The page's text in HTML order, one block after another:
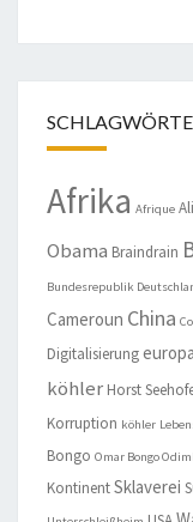
Afrika Afrique
Obama Braindrain
Bundesrepublik
Cameroun China
Digitalisierung
köhler Horst
Korruption köhler
Bongo Omar Bongo
KontinentSklaverei